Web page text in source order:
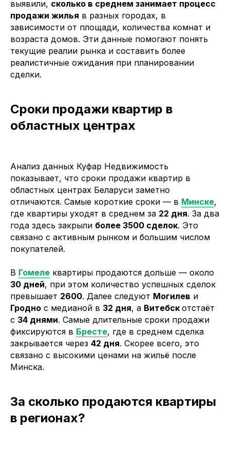
выявили, сколько в среднем занимает процесс
продажи жилья в разных городах, в
зависимости от площади, количества комнат и
возраста домов. Эти данные помогают понять
текущие реалии рынка и составить более
реалистичные ожидания при планировании
сделки.
Сроки продажи квартир в
областных центрах
Анализ данных Куфар Недвижимость
показывает, что сроки продажи квартир в
областных центрах Беларуси заметно
отличаются. Самые короткие сроки — в Минске,
где квартиры уходят в среднем за 22 дня. За два
года здесь закрыли более 3500 сделок. Это
связано с активным рынком и большим числом
покупателей.
В Гомеле квартиры продаются дольше — около
30 дней, при этом количество успешных сделок
превышает 2600. Далее следуют Могилев и
Гродно с медианой в 32 дня, а Витебск отстаёт
с 34 днями. Самые длительные сроки продажи
фиксируются в Бресте, где в среднем сделка
закрывается через 42 дня. Скорее всего, это
связано с высокими ценами на жильё после
Минска.
За сколько продаются квартиры
в регионах?